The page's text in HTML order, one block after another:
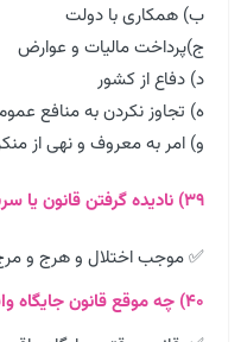
ب) همکاری با دولت
ج)پرداخت مالیات و عوارض
د) دفاع از کشور
ه) تجاوز نکردن به منافع
و) امر به معروف و نهی از
۳۹) نادیده گرفتن قانون یا سرپیچی از آن چه اثراتی دارد؟
✅ موجب اختلال و هرج و
۴۰) چه موقع قانون جایگاه واقعی خود را در جامعه پیدا می کند؟